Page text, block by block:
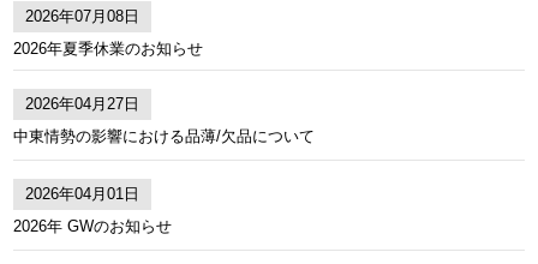
2026年07月08日
2026年夏季休業のお知らせ
2026年04月27日
中東情勢の影響における品薄/欠品について
2026年04月01日
2026年 GWのお知らせ